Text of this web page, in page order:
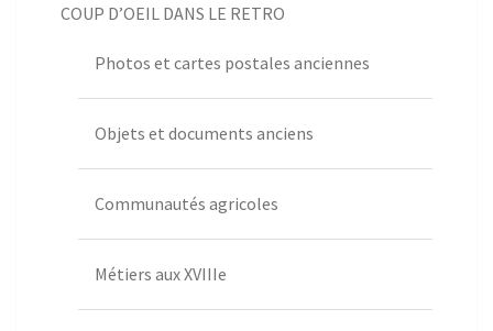
COUP D’OEIL DANS LE RETRO
Photos et cartes postales anciennes
Objets et documents anciens
Communautés agricoles
Métiers aux XVIIIe